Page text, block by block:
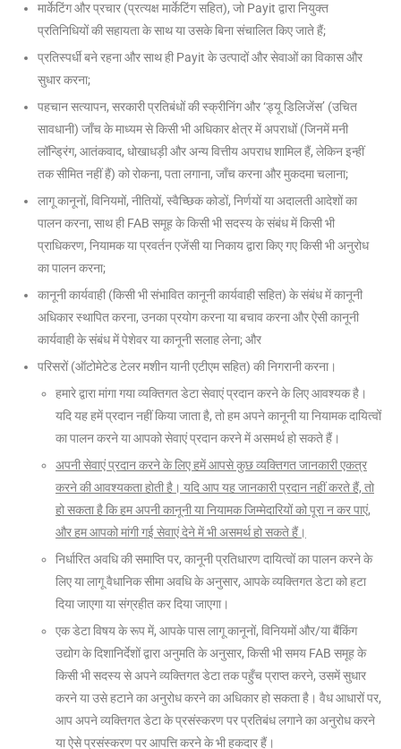
मार्केटिंग और प्रचार (प्रत्यक्ष मार्केटिंग सहित), जो Payit द्वारा नियुक्त
प्रतिनिधियों की सहायता के साथ या उसके बिना संचालित किए जाते हैं;
प्रतिस्पर्धी बने रहना और साथ ही Payit के उत्पादों और सेवाओं का विकास और
सुधार करना;
पहचान सत्यापन, सरकारी प्रतिबंधों की स्क्रीनिंग और ‘ड्यू डिलिजेंस’ (उचित
सावधानी) जाँच के माध्यम से किसी भी अधिकार क्षेत्र में अपराधों (जिनमें मनी
लॉन्ड्रिंग, आतंकवाद, धोखाधड़ी और अन्य वित्तीय अपराध शामिल हैं, लेकिन इन्हीं
तक सीमित नहीं हैं) को रोकना, पता लगाना, जाँच करना और मुकदमा चलाना;
लागू कानूनों, विनियमों, नीतियों, स्वैच्छिक कोडों, निर्णयों या अदालती आदेशों का
पालन करना, साथ ही FAB समूह के किसी भी सदस्य के संबंध में किसी भी
प्राधिकरण, नियामक या प्रवर्तन एजेंसी या निकाय द्वारा किए गए किसी भी अनुरोध
का पालन करना;
कानूनी कार्यवाही (किसी भी संभावित कानूनी कार्यवाही सहित) के संबंध में कानूनी
अधिकार स्थापित करना, उनका प्रयोग करना या बचाव करना और ऐसी कानूनी
कार्यवाही के संबंध में पेशेवर या कानूनी सलाह लेना; और
परिसरों (ऑटोमेटेड टेलर मशीन यानी एटीएम सहित) की निगरानी करना।
हमारे द्वारा मांगा गया व्यक्तिगत डेटा सेवाएं प्रदान करने के लिए आवश्यक है।
यदि यह हमें प्रदान नहीं किया जाता है, तो हम अपने कानूनी या नियामक दायित्वों
का पालन करने या आपको सेवाएं प्रदान करने में असमर्थ हो सकते हैं।
अपनी सेवाएं प्रदान करने के लिए हमें आपसे कुछ व्यक्तिगत जानकारी एकत्र
करने की आवश्यकता होती है। यदि आप यह जानकारी प्रदान नहीं करते हैं, तो
हो सकता है कि हम अपनी कानूनी या नियामक जिम्मेदारियों को पूरा न कर पाएं,
और हम आपको मांगी गई सेवाएं देने में भी असमर्थ हो सकते हैं।
निर्धारित अवधि की समाप्ति पर, कानूनी प्रतिधारण दायित्वों का पालन करने के
लिए या लागू वैधानिक सीमा अवधि के अनुसार, आपके व्यक्तिगत डेटा को हटा
दिया जाएगा या संग्रहीत कर दिया जाएगा।
एक डेटा विषय के रूप में, आपके पास लागू कानूनों, विनियमों और/या बैंकिंग
उद्योग के दिशानिर्देशों द्वारा अनुमति के अनुसार, किसी भी समय FAB समूह के
किसी भी सदस्य से अपने व्यक्तिगत डेटा तक पहुँच प्राप्त करने, उसमें सुधार
करने या उसे हटाने का अनुरोध करने का अधिकार हो सकता है। वैध आधारों पर,
आप अपने व्यक्तिगत डेटा के प्रसंस्करण पर प्रतिबंध लगाने का अनुरोध करने
या ऐसे प्रसंस्करण पर आपत्ति करने के भी हकदार हैं।